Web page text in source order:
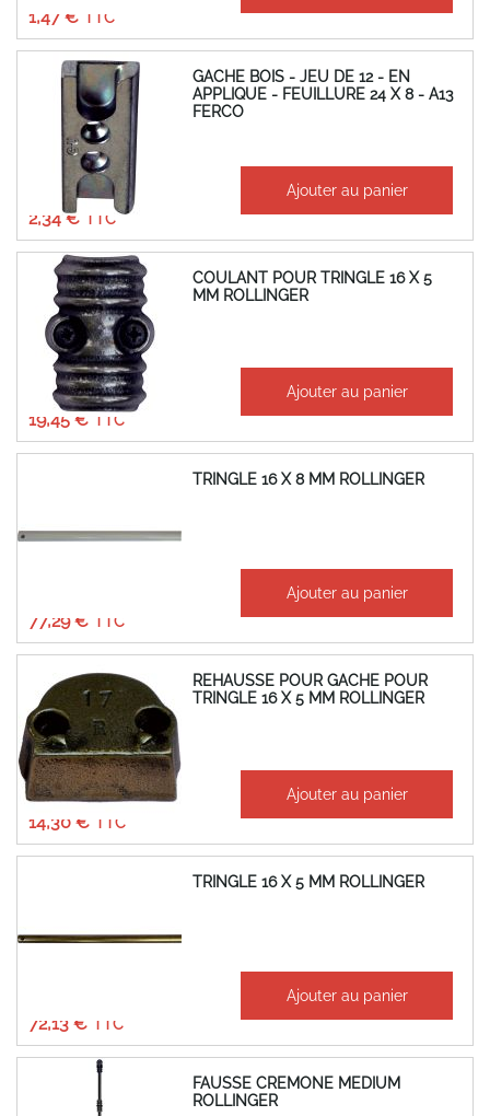
1,47 €
GACHE BOIS - JEU DE 12 - EN
APPLIQUE - FEUILLURE 24 X 8 - A13
FERCO
À partir de
2,34 €
1,95 € Ajouter au panier
COULANT POUR TRINGLE 16 X 5
MM ROLLINGER
À partir de
19,45 €
16,21 € Ajouter au panier
TRINGLE 16 X 8 MM ROLLINGER
77,29 €
Ajouter au panier
REHAUSSE POUR GACHE POUR
TRINGLE 16 X 5 MM ROLLINGER
À partir de
14,30 €
11,92 € Ajouter au panier
TRINGLE 16 X 5 MM ROLLINGER
72,13 €
Ajouter au panier
FAUSSE CREMONE MEDIUM
ROLLINGER